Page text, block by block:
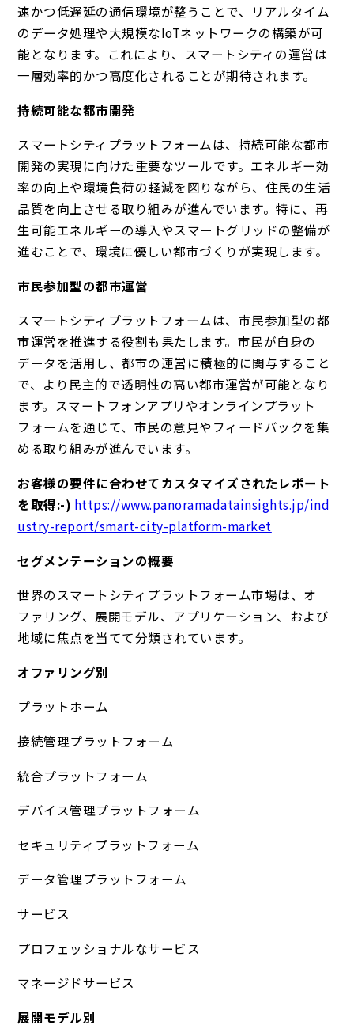
速かつ低遅延の通信環境が整うことで、リアルタイム
のデータ処理や大規模なIoTネットワークの構築が可
能となります。これにより、スマートシティの運営は
一層効率的かつ高度化されることが期待されます。
持続可能な都市開発
スマートシティプラットフォームは、持続可能な都市
開発の実現に向けた重要なツールです。エネルギー効
率の向上や環境負荷の軽減を図りながら、住民の生活
品質を向上させる取り組みが進んでいます。特に、再
生可能エネルギーの導入やスマートグリッドの整備が
進むことで、環境に優しい都市づくりが実現します。
市民参加型の都市運営
スマートシティプラットフォームは、市民参加型の都
市運営を推進する役割も果たします。市民が自身の
データを活用し、都市の運営に積極的に関与すること
で、より民主的で透明性の高い都市運営が可能となり
ます。スマートフォンアプリやオンラインプラット
フォームを通じて、市民の意見やフィードバックを集
める取り組みが進んでいます。
お客様の要件に合わせてカスタマイズされたレポート
を取得:-) https://www.panoramadatainsights.jp/ind
ustry-report/smart-city-platform-market
セグメンテーションの概要
世界のスマートシティプラットフォーム市場は、オ
ファリング、展開モデル、アプリケーション、および
地域に焦点を当てて分類されています。
オファリング別
プラットホーム
接続管理プラットフォーム
統合プラットフォーム
デバイス管理プラットフォーム
セキュリティプラットフォーム
データ管理プラットフォーム
サービス
プロフェッショナルなサービス
マネージドサービス
展開モデル別